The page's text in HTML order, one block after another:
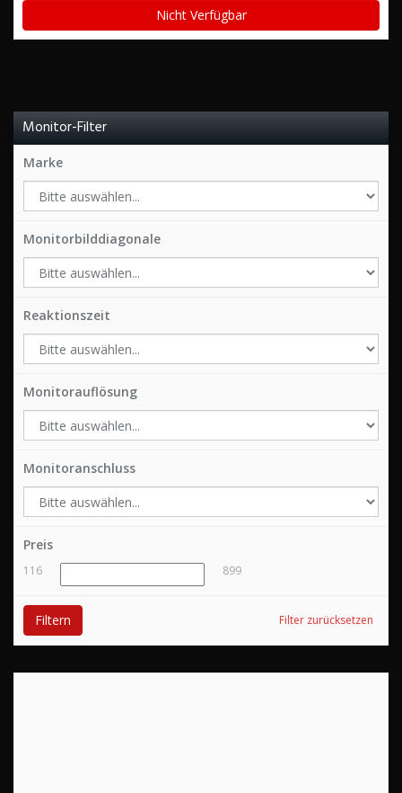
Nicht Verfügbar
Monitor-Filter
Marke
Monitorbilddiagonale
Reaktionszeit
Monitorauflösung
Monitoranschluss
Preis
116 899
Filter zurücksetzen
Filtern